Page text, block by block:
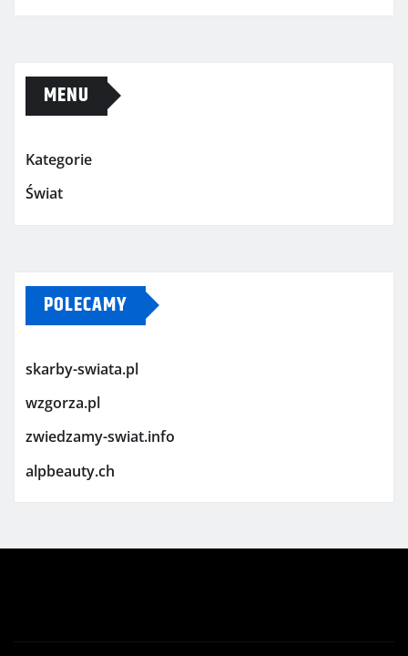
MENU
Kategorie
Świat
POLECAMY
skarby-swiata.pl
wzgorza.pl
zwiedzamy-swiat.info
alpbeauty.ch